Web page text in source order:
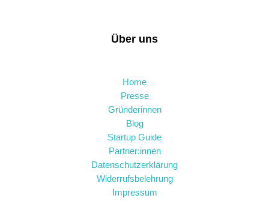
Über uns
Home
Presse
Gründerinnen
Blog
Startup Guide
Partner:innen
Datenschutzerklärung
Widerrufsbelehrung
Impressum